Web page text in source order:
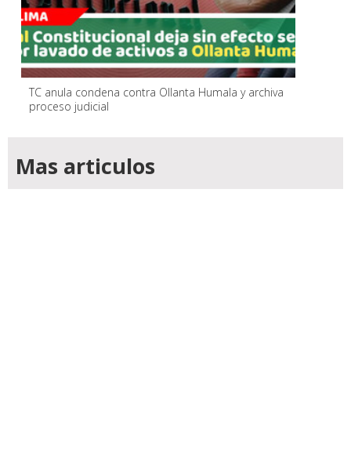
TC anula condena contra Ollanta Humala y archiva
proceso judicial
Mas articulos